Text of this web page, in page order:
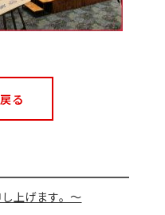
る
上げます。～